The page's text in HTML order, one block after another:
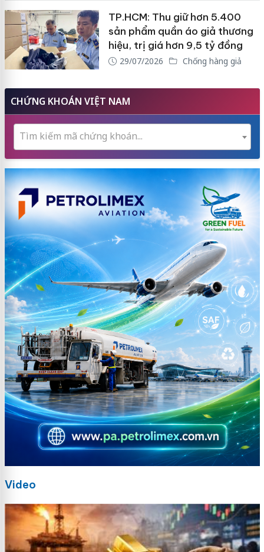
TP.HCM: Thu giữ hơn 5.400
sản phẩm quần áo giả thương
hiệu, trị giá hơn 9,5 tỷ đồng
29/07/2026 Chống hàng giả
CHỨNG KHOÁN VIỆT NAM
Tìm kiếm mã chứng khoán...
Video